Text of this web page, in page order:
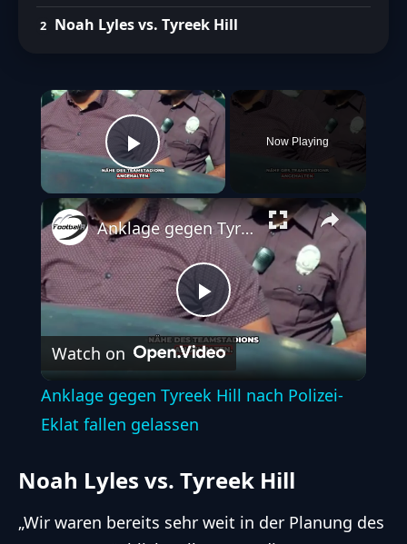
Noah Lyles vs. Tyreek Hill
×
Play Video
Now Playing
Play
Video
Anklage gegen Tyreek Hill nach Polizei-Eklat fallen gelassen
Watch on
Anklage gegen Tyreek Hill nach Polizei-
Eklat fallen gelassen
Noah Lyles vs. Tyreek Hill
„Wir waren bereits sehr weit in der Planung des